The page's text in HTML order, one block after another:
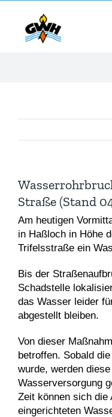
springen
Karriere
Straße (Stand
Am heutigen
in Haßloch in Höhe
Trifelsstraße ein
Bis der
Schadstelle
das Wasser leider
abgestellt bleiben.
Von dieser
betroffen. Sobald
wurde, werden
Wasserversorgung
Zeit können sich die
eingerichteten